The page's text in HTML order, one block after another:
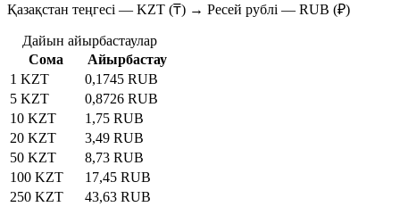
Қазақстан теңгесі — KZT (₸) → Ресей рублі — RUB (₽)
Дайын айырбастаулар
Сома
Айырбастау
1 KZT
0,1745 RUB
5 KZT
0,8726 RUB
10 KZT
1,75 RUB
20 KZT
3,49 RUB
50 KZT
8,73 RUB
100 KZT
17,45 RUB
250 KZT
43,63 RUB